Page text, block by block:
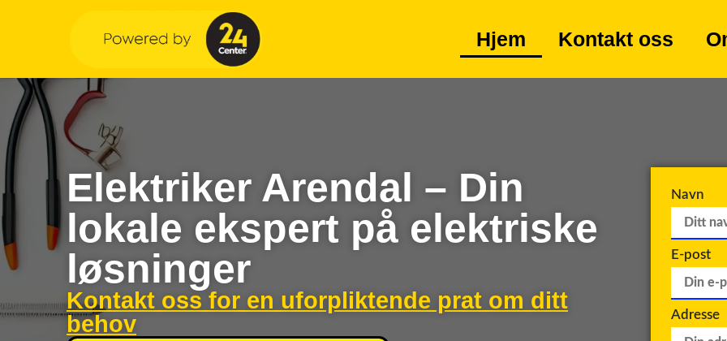
Hjem Kontakt oss
Elektriker Arendal – Din
lokale ekspert på elektriske
løsninger
Kontakt oss for en uforpliktende prat om ditt
behov
Navn
E-post
Adresse